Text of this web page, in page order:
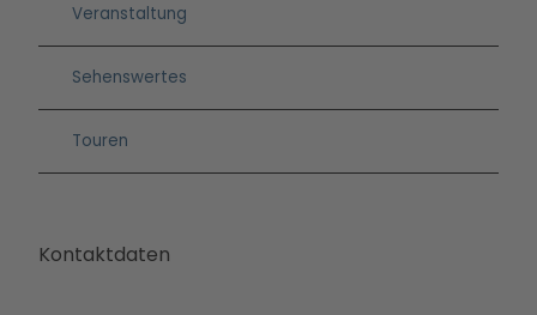
Veranstaltung
Sehenswertes
Touren
Kontaktdaten